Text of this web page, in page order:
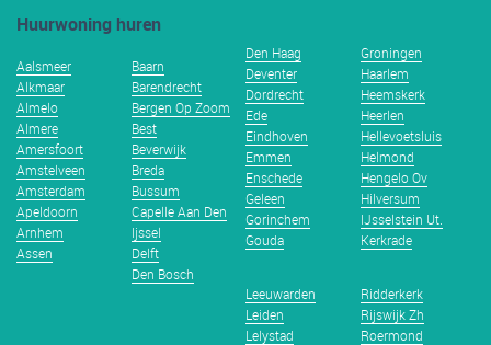
Huurwoning huren
Aalsmeer
Alkmaar
Almelo
Almere
Amersfoort
Amstelveen
Amsterdam
Apeldoorn
Arnhem
Assen
Baarn
Barendrecht
Bergen Op Zoom
Best
Beverwijk
Breda
Bussum
Capelle Aan Den
Ijssel
Delft
Den Bosch
Den Haag
Deventer
Dordrecht
Ede
Eindhoven
Emmen
Enschede
Geleen
Gorinchem
Gouda
Groningen
Haarlem
Heemskerk
Heerlen
Hellevoetsluis
Helmond
Hengelo Ov
Hilversum
IJsselstein Ut.
Kerkrade
Leeuwarden
Leiden
Lelystad
Ridderkerk
Rijswijk Zh
Roermond